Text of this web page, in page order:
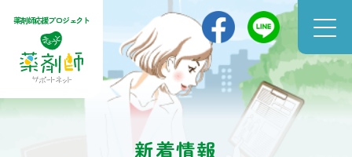
薬剤師応援プロジェクト
新着情報